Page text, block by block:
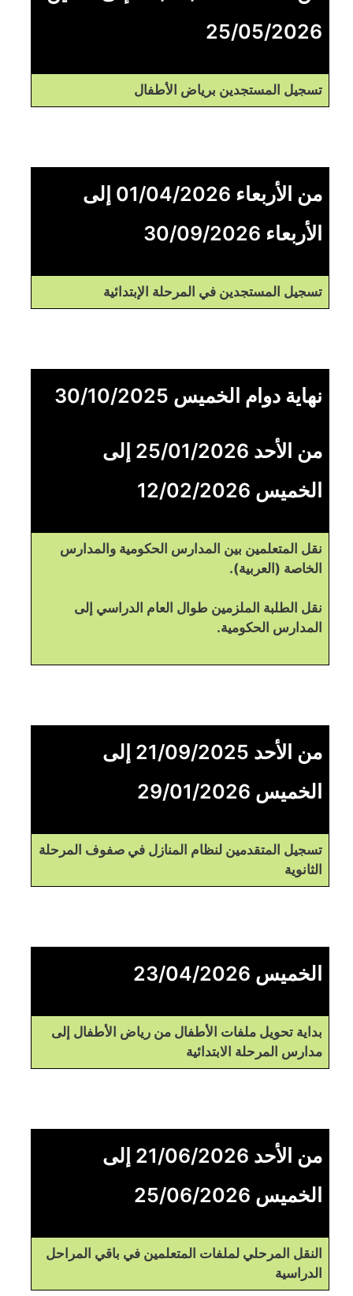
25/05/2026
تسجيل المستجدين برياض الأطفال
من الأربعاء 01/04/2026 إلى
الأربعاء 30/09/2026
تسجيل المستجدين في المرحلة الإبتدائية
نهاية دوام الخميس 30/10/2025
من الأحد 25/01/2026 إلى
الخميس 12/02/2026
نقل المتعلمين بين المدارس الحكومية والمدارس
الخاصة (العربية).
نقل الطلبة الملزمين طوال العام الدراسي إلى
المدارس الحكومية.
من الأحد 21/09/2025 إلى
الخميس 29/01/2026
تسجيل المتقدمين لنظام المنازل في صفوف المرحلة
الثانوية
الخميس 23/04/2026
بداية تحويل ملفات الأطفال من رياض الأطفال إلى
مدارس المرحلة الابتدائية
من الأحد 21/06/2026 إلى
الخميس 25/06/2026
النقل المرحلي لملفات المتعلمين في باقي المراحل
الدراسية